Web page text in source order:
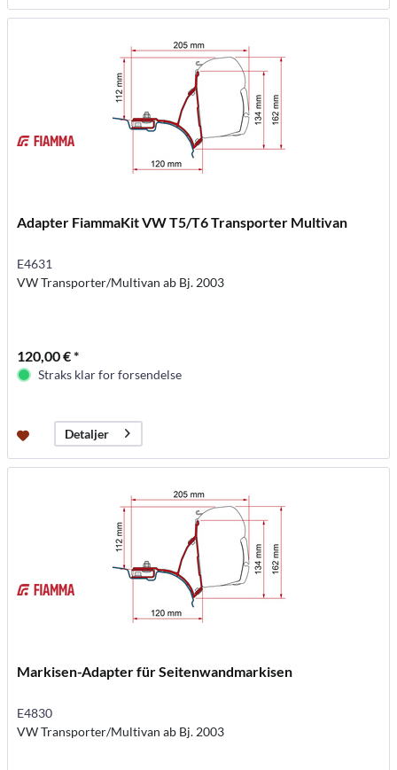
Adapter FiammaKit VW T5/T6 Transporter Multivan
E4631
VW Transporter/Multivan ab Bj. 2003
120,00 € *
Straks klar for forsendelse
Detaljer
Markisen-Adapter für Seitenwandmarkisen
E4830
VW Transporter/Multivan ab Bj. 2003